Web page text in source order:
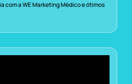
com a WE Marketing Médico e ótimos